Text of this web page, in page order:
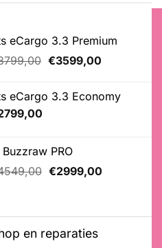
eCargo 3.3 Premium
Oorspronkelijke
€3799,00.
€3599,00Huidige
€3599,00.
eCargo 3.3 Economy
Huidige
€2799,00.
PRO
Oorspronkelijke
€2999,00Huidige
en reparaties